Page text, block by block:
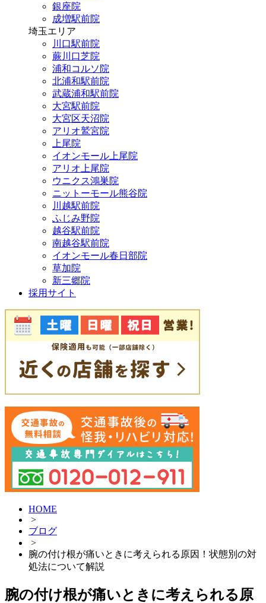
銀座院
成増駅前院
埼玉エリア
川口駅前院
蕨川口芝院
浦和コルソ院
北浦和駅前院
武蔵浦和駅前院
大宮駅前院
大宮区天沼院
アリオ鷲宮院
上尾院
イオンモール上尾院
アリオ上尾院
ウニクス鴻巣院
ニットーモール熊谷院
川越駅前院
ふじみ野院
越谷駅前院
南越谷駅前院
イオンモール春日部院
草加院
新三郷院
採用サイト
HOME
>
ブログ
>
腕の付け根が痛いときに考えられる原因！状態別の対
処法について解説
腕の付け根が痛いときに考えられる原